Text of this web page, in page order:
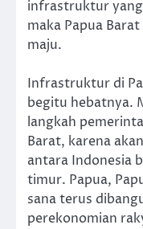
infrastruktur yang
maka Papua
maju.
Infrastruktur di
begitu hebatnya.
langkah
Barat, karena
antara Indonesia
timur. Papua,
sana terus
perekonomian